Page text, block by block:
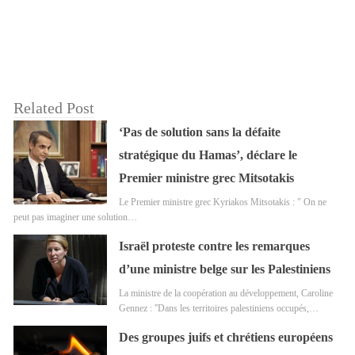
Related Post
‘Pas de solution sans la défaite
stratégique du Hamas’, déclare le
Premier ministre grec Mitsotakis
Le Premier ministre grec Kyriakos Mitsotakis : " On ne
peut pas imaginer une solution…
Israël proteste contre les remarques
d’une ministre belge sur les Palestiniens
La ministre de la coopération au développement, Caroline
Gennez : ''Dans les territoires palestiniens occupés,…
Des groupes juifs et chrétiens européens